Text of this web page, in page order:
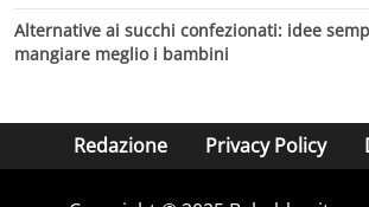
Alternative ai succhi confezionati: idee
mangiare meglio i bambini
Redazione Privacy Policy